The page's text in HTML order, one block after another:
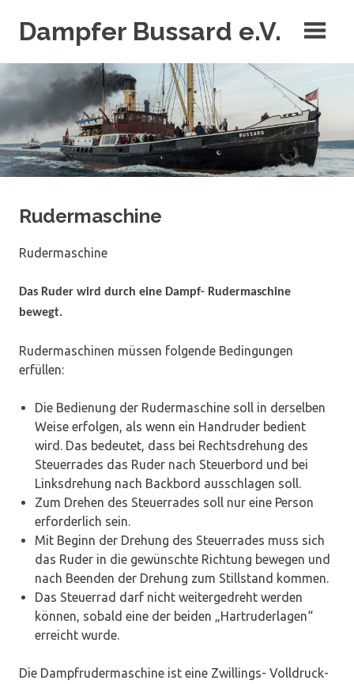
InhaltDampfer Bussard e.V.
Rudermaschine
Rudermaschine
Das Ruder wird durch eine Dampf- Rudermaschine
bewegt.
Rudermaschinen müssen folgende Bedingungen
erfüllen:
Die Bedienung der Rudermaschine soll in derselben
Weise erfolgen, als wenn ein Handruder bedient
wird. Das bedeutet, dass bei Rechtsdrehung des
Steuerrades das Ruder nach Steuerbord und bei
Linksdrehung nach Backbord ausschlagen soll.
Zum Drehen des Steuerrades soll nur eine Person
erforderlich sein.
Mit Beginn der Drehung des Steuerrades muss sich
das Ruder in die gewünschte Richtung bewegen und
nach Beenden der Drehung zum Stillstand kommen.
Das Steuerrad darf nicht weitergedreht werden
können, sobald eine der beiden „Hartruderlagen“
erreicht wurde.
Die Dampfrudermaschine ist eine Zwillings- Volldruck-